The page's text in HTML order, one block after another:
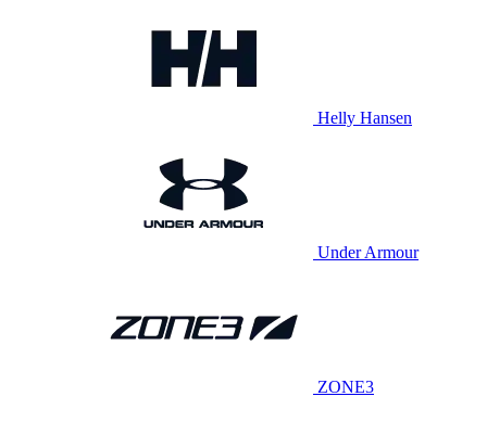
Helly Hansen
Under Armour
ZONE3